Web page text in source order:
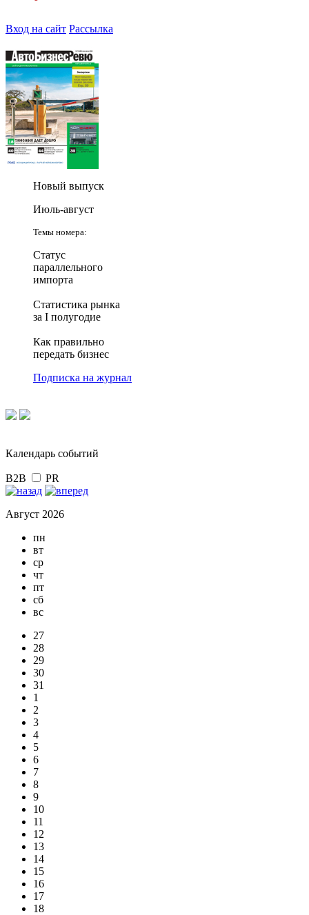
Вход на сайт Рассылка
Новый выпуск
Июль-август
Темы номера:
Статус
параллельного
импорта
Статистика рынка
за I полугодие
Как правильно
передать бизнес
Подписка на журнал
Календарь событий
B2B PR
Август 2026
пн
вт
ср
чт
пт
сб
вс
27
28
29
30
31
1
2
3
4
5
6
7
8
9
10
11
12
13
14
15
16
17
18